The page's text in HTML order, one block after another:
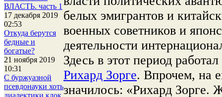
ВЛАСТЬ. часть 1
17 декабря 2019
02:53
Откуда берутся
бедные и
богатые?
21 ноября 2019
10:31
С буржуазной
псевдонауки хоть
диалектики клок
белых эмигрантов и
военных советников и
деятельности
Здесь в этот период
Рихард Зорге. Впрочем, на
значилось: «Рихард Зорге.